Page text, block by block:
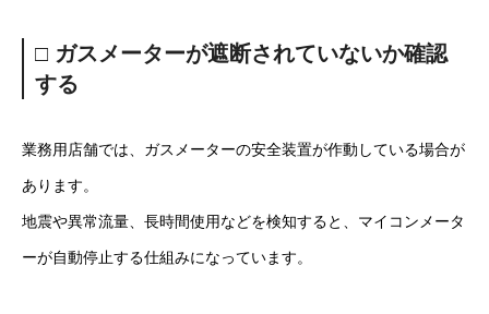
□ ガスメーターが遮断されていないか確認
する
業務用店舗では、ガスメーターの安全装置が作動している場合が
あります。
地震や異常流量、長時間使用などを検知すると、マイコンメータ
ーが自動停止する仕組みになっています。